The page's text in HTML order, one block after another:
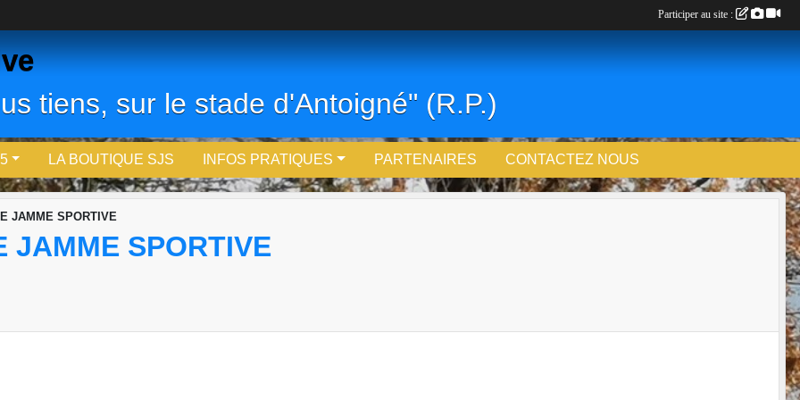
tiens, sur le stade d'Antoigné" (R.P.)
LA BOUTIQUE SJS INFOS PRATIQUES PARTENAIRES CONTACTEZ NOUS
JAMME SPORTIVE
JAMME SPORTIVE
Participer au site :